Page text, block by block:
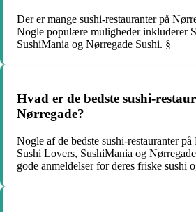
Der er mange sushi-restauranter på
Nogle populære muligheder inkluderer
SushiMania og Nørregade Sushi. §
Hvad er de bedste sushi-
Nørregade?
Nogle af de bedste sushi-restauranter
Sushi Lovers, SushiMania og
gode anmeldelser for deres friske sushi